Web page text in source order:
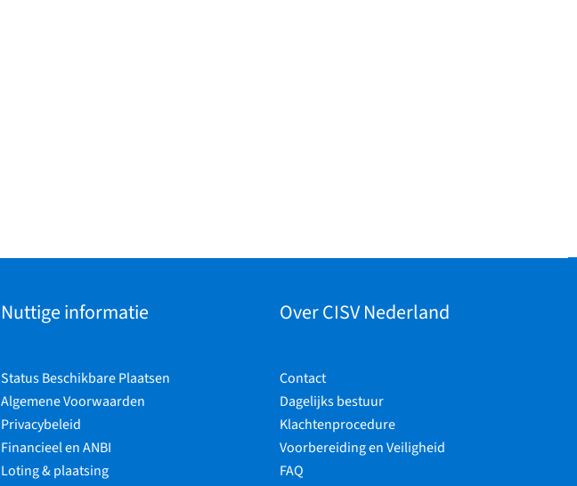
Nuttige informatie
Status Beschikbare Plaatsen
Algemene Voorwaarden
Privacybeleid
Financieel en ANBI
Loting & plaatsing
Over CISV Nederland
Contact
Dagelijks bestuur
Klachtenprocedure
Voorbereiding en Veiligheid
FAQ